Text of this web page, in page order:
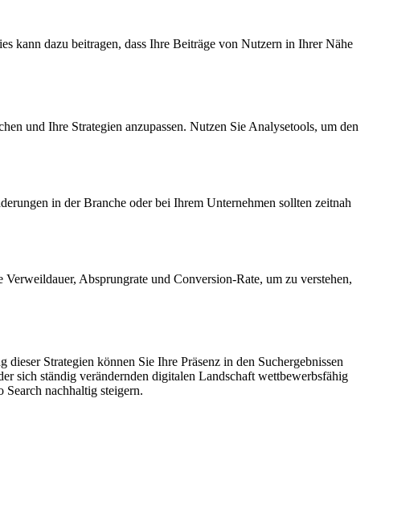
kann dazu beitragen, dass Ihre Beiträge von Nutzern in Ihrer Nähe
und Ihre Strategien anzupassen. Nutzen Sie Analysetools, um den
in der Branche oder bei Ihrem Unternehmen sollten zeitnah
Absprungrate und Conversion-Rate, um zu verstehen,
Strategien können Sie Ihre Präsenz in den Suchergebnissen
sich ständig verändernden digitalen Landschaft wettbewerbsfähig
Search nachhaltig steigern.